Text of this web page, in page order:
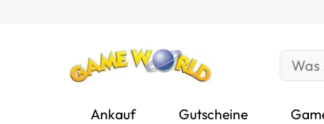
Ankauf Gutscheine